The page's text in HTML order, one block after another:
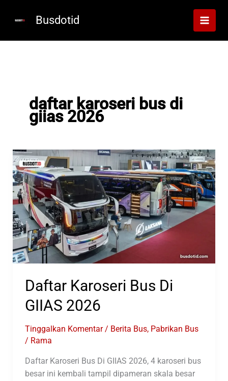
Busdotid
daftar karoseri bus di
giias 2026
Daftar Karoseri Bus Di
GIIAS 2026
Tinggalkan Komentar / Berita Bus, Pabrikan Bus
/ Rama
Daftar Karoseri Bus Di GIIAS 2026, 4 karoseri bus
besar ini kembali tampil dipameran skala besar